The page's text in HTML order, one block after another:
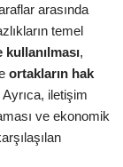
arasında
temel
kullanılması,
ortakların hak
Ayrıca, iletişim
ve ekonomik